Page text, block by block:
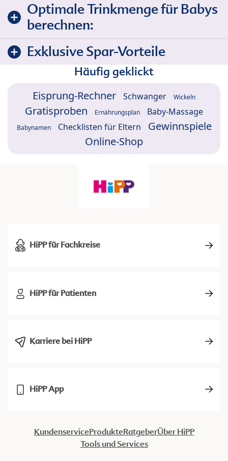
Optimale Trinkmenge für Babys
berechnen:
Exklusive Spar-Vorteile
Häufig geklickt
Eisprung-Rechner Schwanger Wickeln
Gratisproben Ernährungsplan Baby-Massage
Babynamen Checklisten für Eltern
Gewinnspiele
Online-Shop
HiPP für Fachkreise
HiPP für Patienten
Karriere bei HiPP
HiPP App
KundenserviceProdukteRatgeberÜber HiPP
Tools und Services